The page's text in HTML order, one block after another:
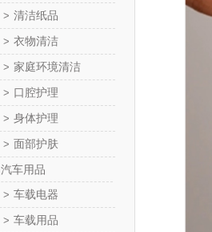
> 清洁纸品
> 衣物清洁
> 家庭环境清洁
> 口腔护理
> 身体护理
> 面部护肤
汽车用品
> 车载电器
> 车载用品